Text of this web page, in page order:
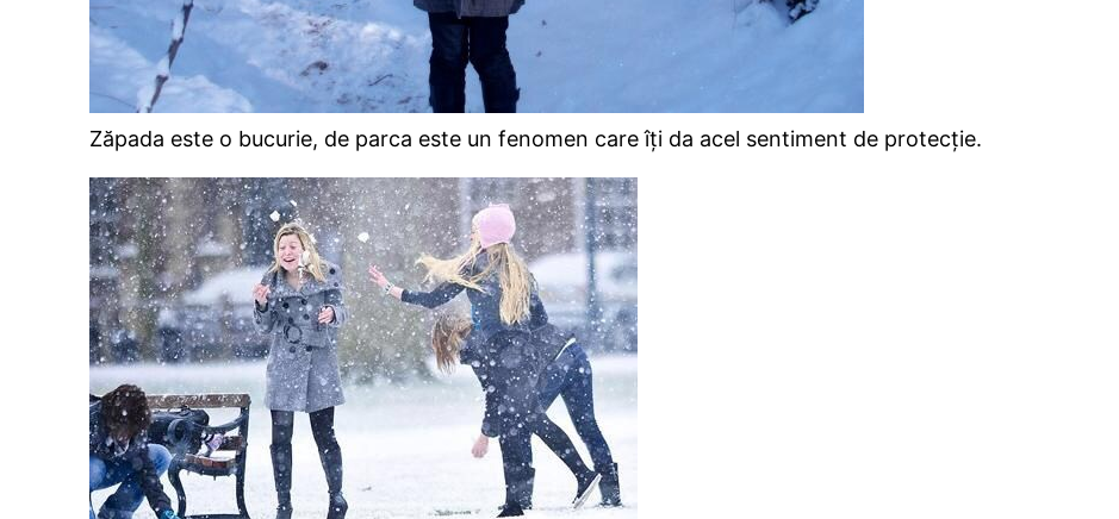
Zăpada este o bucurie, de parca este un fenomen care îți da acel sentiment de protecție.